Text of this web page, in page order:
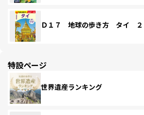
Ｄ１７ 地球の歩き方 タイ ２
特設ページ
世界遺産ランキング